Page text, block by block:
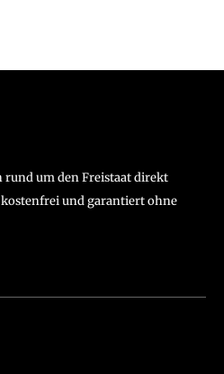
um den Freistaat direkt
und garantiert ohne